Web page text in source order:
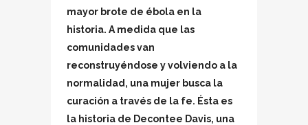
mayor brote de ébola en la
historia. A medida que las
comunidades van
reconstruyéndose y volviendo a la
normalidad, una mujer busca la
curación a través de la fe. Ésta es
la historia de Decontee Davis, una